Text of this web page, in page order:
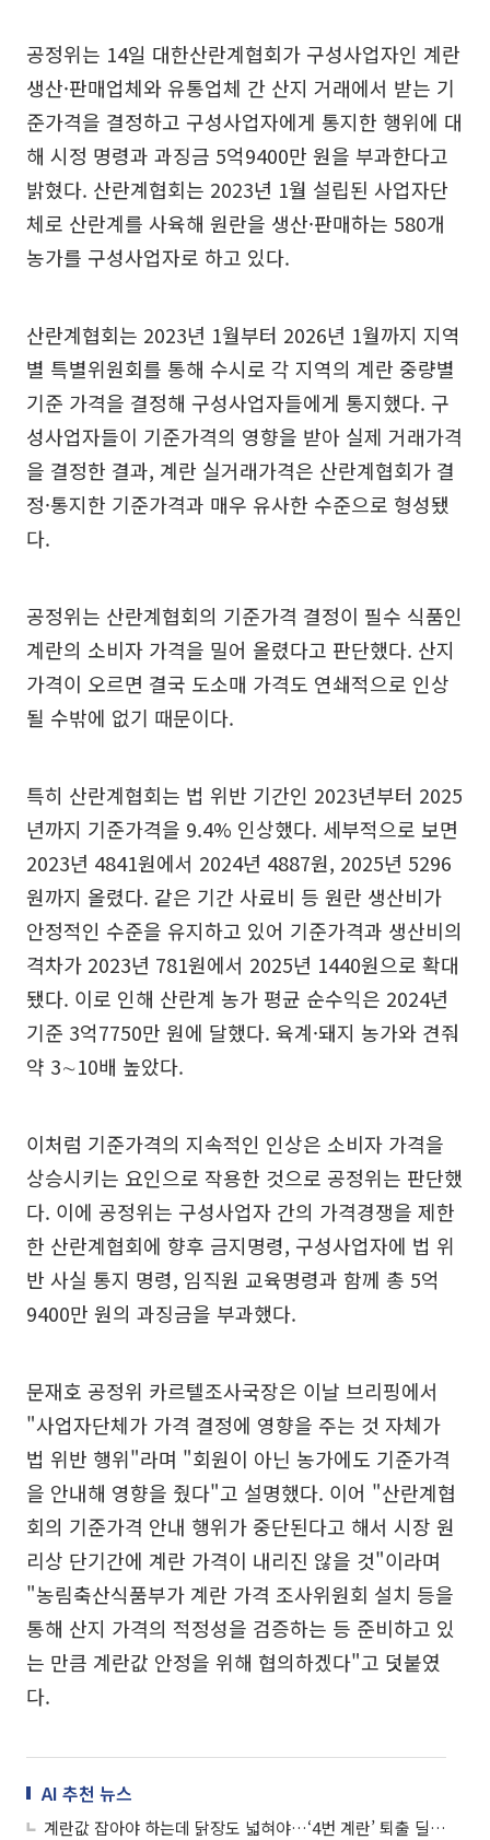
공정위는 14일 대한산란계협회가 구성사업자인 계란
생산·판매업체와 유통업체 간 산지 거래에서 받는 기
준가격을 결정하고 구성사업자에게 통지한 행위에 대
해 시정 명령과 과징금 5억9400만 원을 부과한다고
밝혔다. 산란계협회는 2023년 1월 설립된 사업자단
체로 산란계를 사육해 원란을 생산·판매하는 580개
농가를 구성사업자로 하고 있다.
산란계협회는 2023년 1월부터 2026년 1월까지 지역
별 특별위원회를 통해 수시로 각 지역의 계란 중량별
기준 가격을 결정해 구성사업자들에게 통지했다. 구
성사업자들이 기준가격의 영향을 받아 실제 거래가격
을 결정한 결과, 계란 실거래가격은 산란계협회가 결
정·통지한 기준가격과 매우 유사한 수준으로 형성됐
다.
공정위는 산란계협회의 기준가격 결정이 필수 식품인
계란의 소비자 가격을 밀어 올렸다고 판단했다. 산지
가격이 오르면 결국 도소매 가격도 연쇄적으로 인상
될 수밖에 없기 때문이다.
특히 산란계협회는 법 위반 기간인 2023년부터 2025
년까지 기준가격을 9.4% 인상했다. 세부적으로 보면
2023년 4841원에서 2024년 4887원, 2025년 5296
원까지 올렸다. 같은 기간 사료비 등 원란 생산비가
안정적인 수준을 유지하고 있어 기준가격과 생산비의
격차가 2023년 781원에서 2025년 1440원으로 확대
됐다. 이로 인해 산란계 농가 평균 순수익은 2024년
기준 3억7750만 원에 달했다. 육계·돼지 농가와 견줘
약 3∼10배 높았다.
이처럼 기준가격의 지속적인 인상은 소비자 가격을
상승시키는 요인으로 작용한 것으로 공정위는 판단했
다. 이에 공정위는 구성사업자 간의 가격경쟁을 제한
한 산란계협회에 향후 금지명령, 구성사업자에 법 위
반 사실 통지 명령, 임직원 교육명령과 함께 총 5억
9400만 원의 과징금을 부과했다.
문재호 공정위 카르텔조사국장은 이날 브리핑에서
"사업자단체가 가격 결정에 영향을 주는 것 자체가
법 위반 행위"라며 "회원이 아닌 농가에도 기준가격
을 안내해 영향을 줬다"고 설명했다. 이어 "산란계협
회의 기준가격 안내 행위가 중단된다고 해서 시장 원
리상 단기간에 계란 가격이 내리진 않을 것"이라며
"농림축산식품부가 계란 가격 조사위원회 설치 등을
통해 산지 가격의 적정성을 검증하는 등 준비하고 있
는 만큼 계란값 안정을 위해 협의하겠다"고 덧붙였
다.
AI 추천 뉴스
계란값 잡아야 하는데 닭장도 넓혀야…‘4번 계란’ 퇴출 딜레마